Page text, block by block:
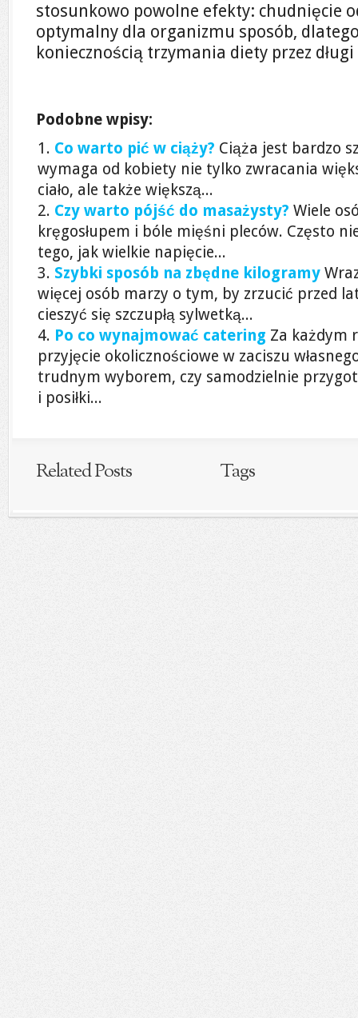
stosunkowo powolne efekty: chudnięcie
optymalny dla organizmu sposób,
koniecznością trzymania diety przez długi
Podobne wpisy:
Co warto pić w ciąży? Ciąża jest bardzo
wymaga od kobiety nie tylko zwracania
ciało, ale także większą...
Czy warto pójść do masażysty? Wiele
kręgosłupem i bóle mięśni pleców. Często
tego, jak wielkie napięcie...
Szybki sposób na zbędne kilogramy
więcej osób marzy o tym, by zrzucić przed
cieszyć się szczupłą sylwetką...
Po co wynajmować catering Za każdym
przyjęcie okolicznościowe w zaciszu
trudnym wyborem, czy samodzielnie
i posiłki...
Related Posts Tags